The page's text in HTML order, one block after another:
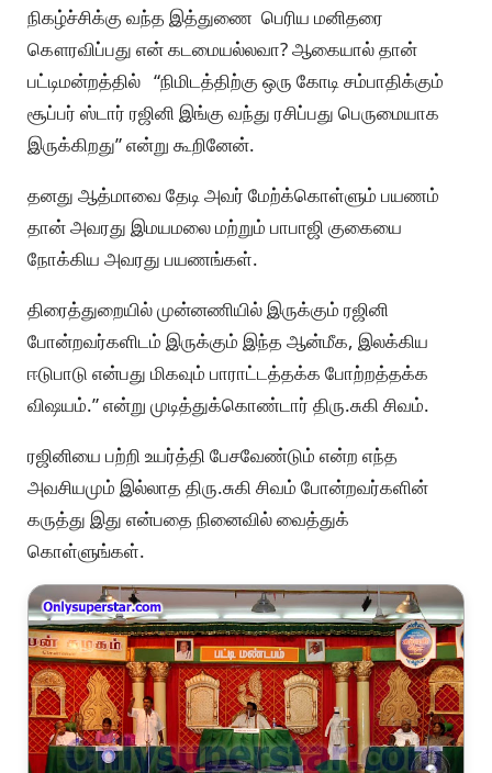
நிகழ்ச்சிக்கு வந்த இத்துணை பெரிய மனிதரை
கௌரவிப்பது என் கடமையல்லவா? ஆகையால் தான்
பட்டிமன்றத்தில் “நிமிடத்திற்கு ஒரு கோடி சம்பாதிக்கும்
சூப்பர் ஸ்டார் ரஜினி இங்கு வந்து ரசிப்பது பெருமையாக
இருக்கிறது” என்று கூறினேன்.
தனது ஆத்மாவை தேடி அவர் மேற்க்கொள்ளும் பயணம்
தான் அவரது இமயமலை மற்றும் பாபாஜி குகையை
நோக்கிய அவரது பயணங்கள்.
திரைத்துறையில் முன்னணியில் இருக்கும் ரஜினி
போன்றவர்களிடம் இருக்கும் இந்த ஆன்மீக, இலக்கிய
ஈடுபாடு என்பது மிகவும் பாராட்டத்தக்க போற்றத்தக்க
விஷயம்.” என்று முடித்துக்கொண்டார் திரு.சுகி சிவம்.
ரஜினியை பற்றி உயர்த்தி பேசவேண்டும் என்ற எந்த
அவசியமும் இல்லாத திரு.சுகி சிவம் போன்றவர்களின்
கருத்து இது என்பதை நினைவில் வைத்துக்
கொள்ளுங்கள்.